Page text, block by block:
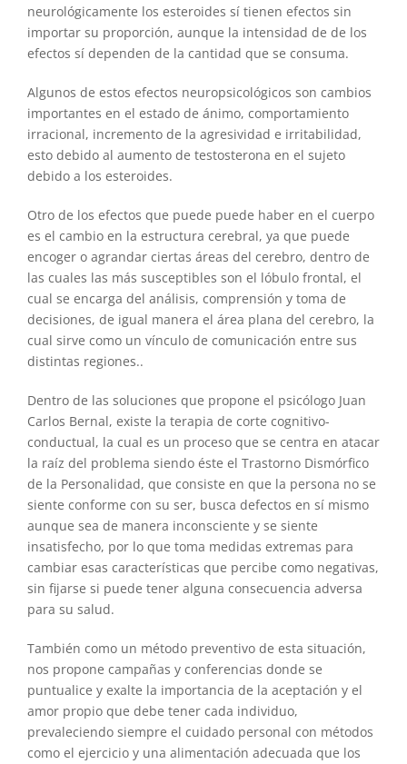
neurológicamente los esteroides sí tienen efectos sin
importar su proporción, aunque la intensidad de de los
efectos sí dependen de la cantidad que se consuma.
Algunos de estos efectos neuropsicológicos son cambios
importantes en el estado de ánimo, comportamiento
irracional, incremento de la agresividad e irritabilidad,
esto debido al aumento de testosterona en el sujeto
debido a los esteroides.
Otro de los efectos que puede puede haber en el cuerpo
es el cambio en la estructura cerebral, ya que puede
encoger o agrandar ciertas áreas del cerebro, dentro de
las cuales las más susceptibles son el lóbulo frontal, el
cual se encarga del análisis, comprensión y toma de
decisiones, de igual manera el área plana del cerebro, la
cual sirve como un vínculo de comunicación entre sus
distintas regiones..
Dentro de las soluciones que propone el psicólogo Juan
Carlos Bernal, existe la terapia de corte cognitivo-
conductual, la cual es un proceso que se centra en atacar
la raíz del problema siendo éste el Trastorno Dismórfico
de la Personalidad, que consiste en que la persona no se
siente conforme con su ser, busca defectos en sí mismo
aunque sea de manera inconsciente y se siente
insatisfecho, por lo que toma medidas extremas para
cambiar esas características que percibe como negativas,
sin fijarse si puede tener alguna consecuencia adversa
para su salud.
También como un método preventivo de esta situación,
nos propone campañas y conferencias donde se
puntualice y exalte la importancia de la aceptación y el
amor propio que debe tener cada individuo,
prevaleciendo siempre el cuidado personal con métodos
como el ejercicio y una alimentación adecuada que los